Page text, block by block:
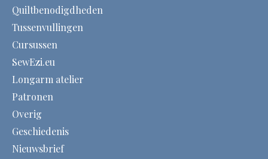
Quiltbenodigdheden
Tussenvullingen
Cursussen
SewEzi.eu
Longarm atelier
Patronen
Overig
Geschiedenis
Nieuwsbrief